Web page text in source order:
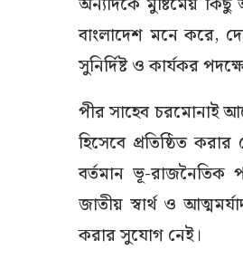
বাংলাদেশ মনে করে,
সুনির্দিষ্ট ও কার্যকর
পীর সাহেব চরমোনাই
হিসেবে প্রতিষ্ঠিত
বর্তমান ভূ-রাজনৈতিক
জাতীয় স্বার্থ ও
করার সুযোগ নেই।